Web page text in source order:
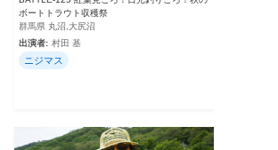
ボートトラウト収穫祭
群馬県 丸沼,大尻沼
出演者: 村田 基
ニジマス